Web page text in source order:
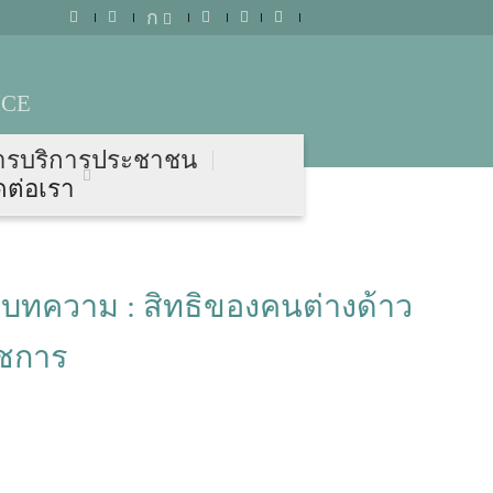
ก
รบริการประชาชน
อเรา
ทความ : สิทธิของคนต่างด้าว
การ